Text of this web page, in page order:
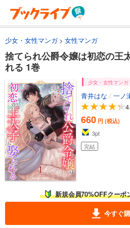
少女・女性マンガ 女性マンガ
捨てられ公爵令嬢は初恋の王
れる 1巻
少女・女性マンガ
青井はな / 一ノ
660 円 (税込)
3pt
完結
新規会員70%OFFクーポ
今すぐ